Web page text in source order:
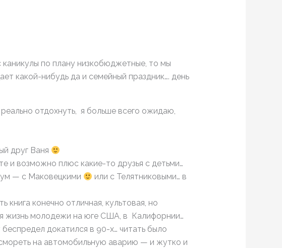
по плану низкобюджетные, то мы
какой-нибудь да и семейный праздник…. день
реально отдохнуть, я больше всего ожидаю,
друг Ваня
и возможно плюс какие-то друзья с детьми…
— с Маковецкими
или с Телятниковыми… в
конечно отличная, культовая, но
жизнь молодежи на юге США, в Калифорнии…
докатился в 90-х… читать было
на автомобильную аварию — и жутко и